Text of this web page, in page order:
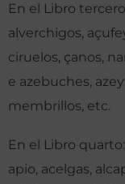
En el Libro
alverchigos,
ciruelos, çanos,
e azebuches,
membrillos, etc.
En el Libro
apio, acelgas,